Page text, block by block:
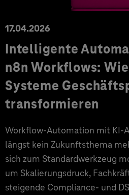
17.04.2026
Intelligente
n8n Workflows:
Systeme
transformieren
Workflow-Automation mit KI-
längst kein Zukunftsthema
sich zum Standardwerkzeug
um Skalierungsdruck,
steigende Compliance- und